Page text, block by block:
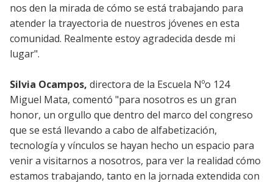
nos den la mirada de cómo se está trabajando para
atender la trayectoria de nuestros jóvenes en esta
comunidad. Realmente estoy agradecida desde mi
lugar".
Silvia Ocampos, directora de la Escuela Nºo 124
Miguel Mata, comentó "para nosotros es un gran
honor, un orgullo que dentro del marco del congreso
que se está llevando a cabo de alfabetización,
tecnología y vínculos se hayan hecho un espacio para
venir a visitarnos a nosotros, para ver la realidad cómo
estamos trabajando, tanto en la jornada extendida con